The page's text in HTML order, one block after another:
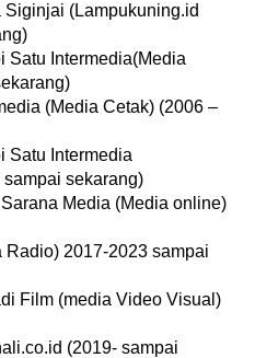
(Lampukuning.id
Satu Intermedia(Media
(Media Cetak) (2006 –
Satu Intermedia
sekarang)
Media (Media online)
2017-2023 sampai
Film (media Video Visual)
(2019- sampai